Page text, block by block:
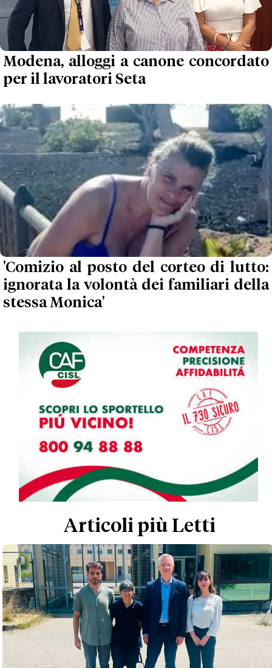
Modena, alloggi a canone concordato
per il lavoratori Seta
'Comizio al posto del corteo di lutto:
ignorata la volontà dei familiari della
stessa Monica'
Articoli più Letti